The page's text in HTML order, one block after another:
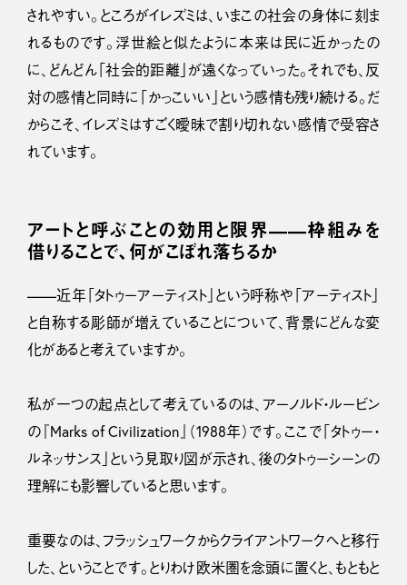
されやすい。ところがイレズミは、いまこの社会の身体に刻ま
れるものです。浮世絵と似たように本来は民に近かったの
に、どんどん「社会的距離」が遠くなっていった。それでも、反
対の感情と同時に「かっこいい」という感情も残り続ける。だ
からこそ、イレズミはすごく曖昧で割り切れない感情で受容さ
れています。
アートと呼ぶことの効用と限界——枠組みを
借りることで、何がこぼれ落ちるか
——近年「タトゥーアーティスト」という呼称や「アーティスト」
と自称する彫師が増えていることについて、背景にどんな変
化があると考えていますか。
私が一つの起点として考えているのは、アーノルド・ルービン
の『Marks of Civilization』（1988年）です。ここで「タトゥー・
ルネッサンス」という見取り図が示され、後のタトゥーシーンの
理解にも影響していると思います。
重要なのは、フラッシュワークからクライアントワークへと移行
した、ということです。とりわけ欧米圏を念頭に置くと、もともと